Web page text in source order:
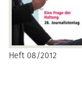
Heft 08/2012